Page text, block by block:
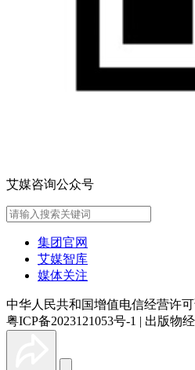
艾媒咨询公众号
集团官网
艾媒智库
媒体关注
中华人民共和国增值电信经营许
粤ICP备2023121053号-1 | 出版物